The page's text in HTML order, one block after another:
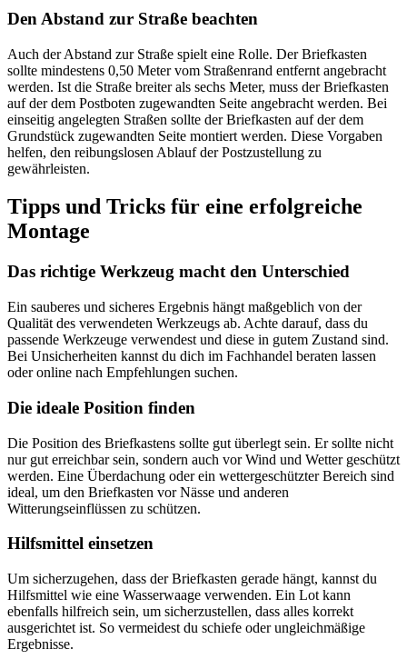
Den Abstand zur Straße beachten
Auch der Abstand zur Straße spielt eine Rolle. Der Briefkasten
sollte mindestens 0,50 Meter vom Straßenrand entfernt angebracht
werden. Ist die Straße breiter als sechs Meter, muss der Briefkasten
auf der dem Postboten zugewandten Seite angebracht werden. Bei
einseitig angelegten Straßen sollte der Briefkasten auf der dem
Grundstück zugewandten Seite montiert werden. Diese Vorgaben
helfen, den reibungslosen Ablauf der Postzustellung zu
gewährleisten.
Tipps und Tricks für eine erfolgreiche
Montage
Das richtige Werkzeug macht den Unterschied
Ein sauberes und sicheres Ergebnis hängt maßgeblich von der
Qualität des verwendeten Werkzeugs ab. Achte darauf, dass du
passende Werkzeuge verwendest und diese in gutem Zustand sind.
Bei Unsicherheiten kannst du dich im Fachhandel beraten lassen
oder online nach Empfehlungen suchen.
Die ideale Position finden
Die Position des Briefkastens sollte gut überlegt sein. Er sollte nicht
nur gut erreichbar sein, sondern auch vor Wind und Wetter geschützt
werden. Eine Überdachung oder ein wettergeschützter Bereich sind
ideal, um den Briefkasten vor Nässe und anderen
Witterungseinflüssen zu schützen.
Hilfsmittel einsetzen
Um sicherzugehen, dass der Briefkasten gerade hängt, kannst du
Hilfsmittel wie eine Wasserwaage verwenden. Ein Lot kann
ebenfalls hilfreich sein, um sicherzustellen, dass alles korrekt
ausgerichtet ist. So vermeidest du schiefe oder ungleichmäßige
Ergebnisse.